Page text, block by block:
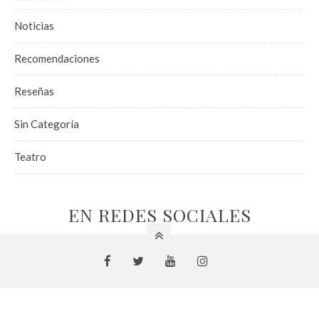
Noticias
Recomendaciones
Reseñas
Sin Categoría
Teatro
EN REDES SOCIALES